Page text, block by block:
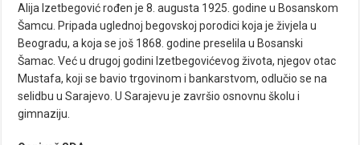
Alija Izetbegović rođen je 8. augusta 1925. godine u Bosanskom
Šamcu. Pripada uglednoj begovskoj porodici koja je živjela u
Beogradu, a koja se još 1868. godine preselila u Bosanski
Šamac. Već u drugoj godini Izetbegovićevog života, njegov otac
Mustafa, koji se bavio trgovinom i bankarstvom, odlučio se na
selidbu u Sarajevo. U Sarajevu je završio osnovnu školu i
gimnaziju.